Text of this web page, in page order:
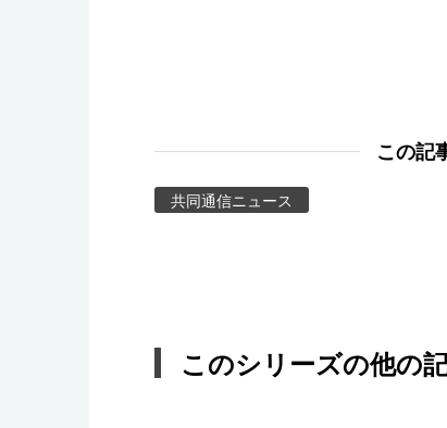
この記
共同通信ニュース
このシリーズの他の